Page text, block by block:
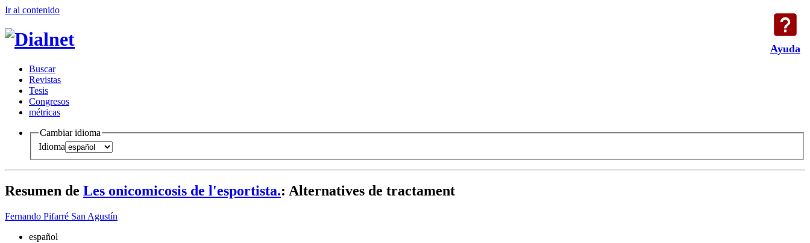
Ayuda
Ir al contenido
Buscar
Revistas
Tesis
Congresos
métricas
Cambiar idioma
Idioma
Resumen de Les onicomicosis de l'esportista.: Alternatives de tractament
Fernando Pifarré San Agustín
español